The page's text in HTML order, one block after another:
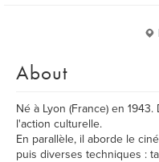
About
Né à Lyon (France) en
l'action culturelle.
En parallèle, il aborde le
puis diverses techniques :